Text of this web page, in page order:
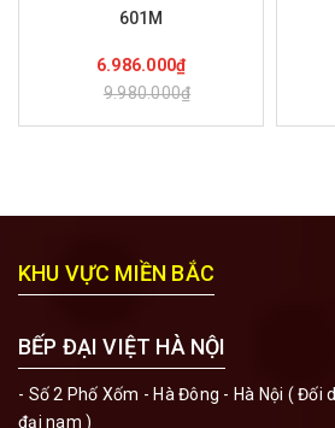
601M
6.986.000₫
9.980.000₫
KHU VỰC MIỀN BẮC
BẾP ĐẠI VIỆT HÀ NỘI
- Số 2 Phố Xốm - Hà Đông - Hà Nội ( Đối
đại nam )